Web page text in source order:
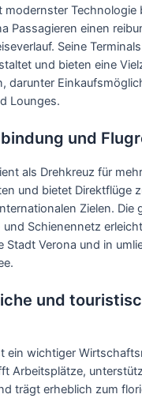
modernster Technologie
Passagieren einen
Seine
und bieten eine
darunter
Lounges.
und
als Drehkreuz für
und bietet Direktflüge
Zielen. Die
Schienennetz
Stadt Verona und in
und
ein wichtiger
Arbeitsplätze,
trägt erheblich zum